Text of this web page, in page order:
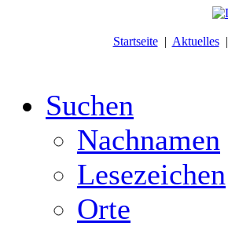
Startseite| Aktuelles|
Suchen
Nachnamen
Lesezeichen
Orte